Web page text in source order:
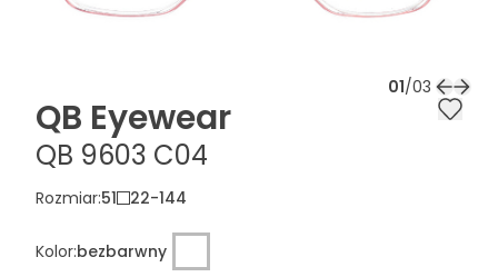
01/03
QB Eyewear
QB 9603 C04
Rozmiar:51 22-144
Kolor:bezbarwny